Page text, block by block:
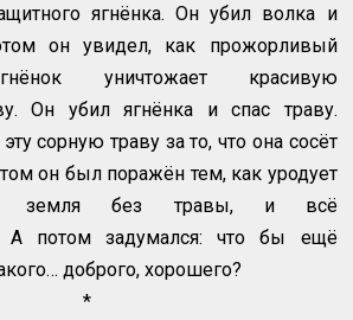
ягнёнка. Он убил волка и
он увидел, как прожорливый
уничтожает красивую
Он убил ягнёнка и спас траву.
сорную траву за то, что она сосёт
он был поражён тем, как уродует
земля без травы, и всё
А потом задумался: что бы ещё
доброго, хорошего?
*